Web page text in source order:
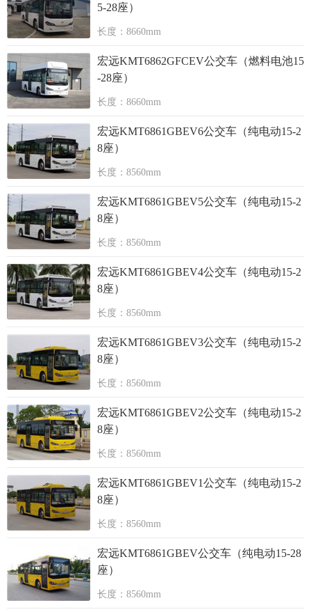
5-28座）
长度：8660mm
宏远KMT6862GFCEV公交车（燃料电池15
-28座）
长度：8660mm
宏远KMT6861GBEV6公交车（纯电动15-2
8座）
长度：8560mm
宏远KMT6861GBEV5公交车（纯电动15-2
8座）
长度：8560mm
宏远KMT6861GBEV4公交车（纯电动15-2
8座）
长度：8560mm
宏远KMT6861GBEV3公交车（纯电动15-2
8座）
长度：8560mm
宏远KMT6861GBEV2公交车（纯电动15-2
8座）
长度：8560mm
宏远KMT6861GBEV1公交车（纯电动15-2
8座）
长度：8560mm
宏远KMT6861GBEV公交车（纯电动15-28
座）
长度：8560mm